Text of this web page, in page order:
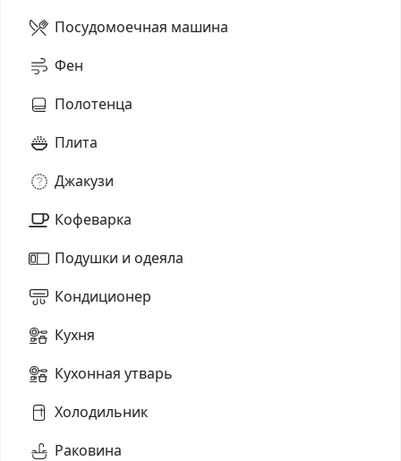
Посудомоечная машина
Фен
Полотенца
Плита
Джакузи
Кофеварка
Подушки и одеяла
Кондиционер
Кухня
Кухонная утварь
Холодильник
Раковина